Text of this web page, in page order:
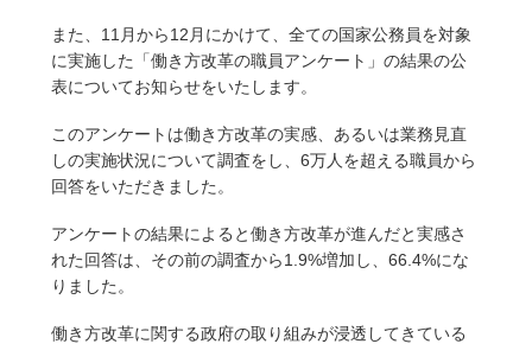
また、11月から12月にかけて、全ての国家公務員を対象
に実施した「働き方改革の職員アンケート」の結果の公
表についてお知らせをいたします。
このアンケートは働き方改革の実感、あるいは業務見直
しの実施状況について調査をし、6万人を超える職員から
回答をいただきました。
アンケートの結果によると働き方改革が進んだと実感さ
れた回答は、その前の調査から1.9%増加し、66.4%にな
りました。
働き方改革に関する政府の取り組みが浸透してきている